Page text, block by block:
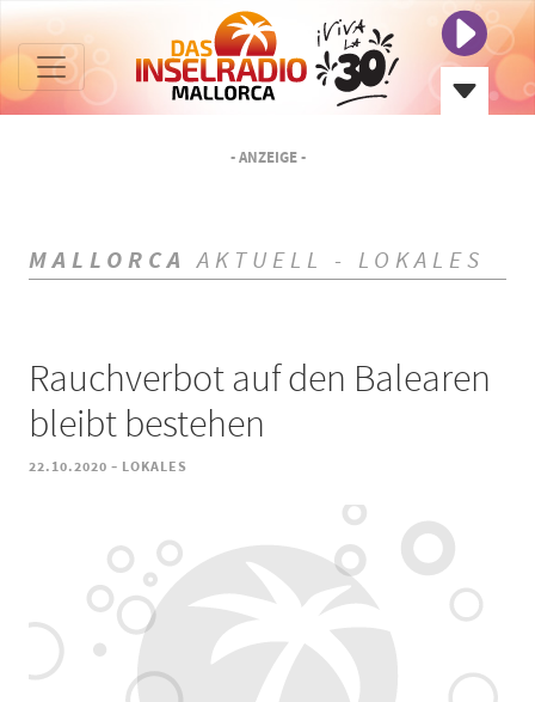
- ANZEIGE -
MALLORCA AKTUELL - LOKALES
Rauchverbot auf den Balearen
bleibt bestehen
22.10.2020 - LOKALES